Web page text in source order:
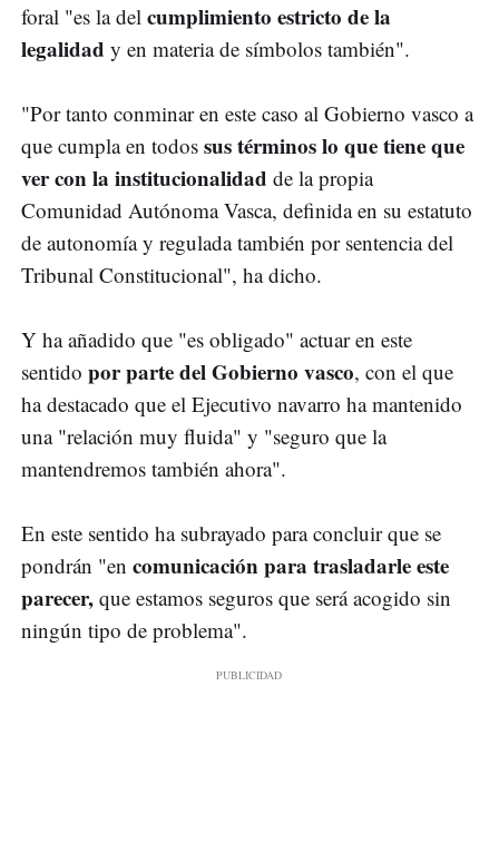
foral "es la del cumplimiento estricto de la
legalidad y en materia de símbolos también".
"Por tanto conminar en este caso al Gobierno vasco a
que cumpla en todos sus términos lo que tiene que
ver con la institucionalidad de la propia
Comunidad Autónoma Vasca, definida en su estatuto
de autonomía y regulada también por sentencia del
Tribunal Constitucional", ha dicho.
Y ha añadido que "es obligado" actuar en este
sentido por parte del Gobierno vasco, con el que
ha destacado que el Ejecutivo navarro ha mantenido
una "relación muy fluida" y "seguro que la
mantendremos también ahora".
En este sentido ha subrayado para concluir que se
pondrán "en comunicación para trasladarle este
parecer, que estamos seguros que será acogido sin
ningún tipo de problema".